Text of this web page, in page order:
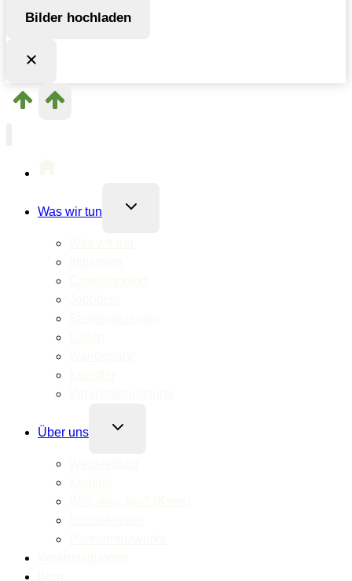
Bilder hochladen
Was wir tun
Untermenü
Über uns
Untermenü